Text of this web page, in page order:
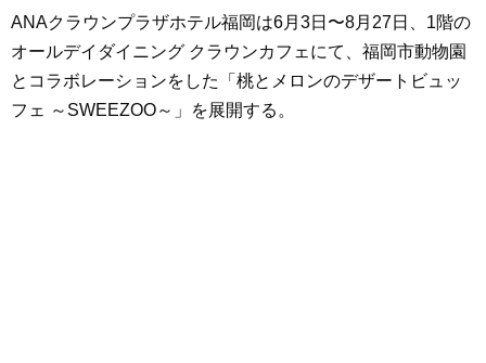
ANAクラウンプラザホテル福岡は6月3日〜8月27日、1階の
オールデイダイニング クラウンカフェにて、福岡市動物園
とコラボレーションをした「桃とメロンのデザートビュッ
フェ ～SWEEZOO～」を展開する。